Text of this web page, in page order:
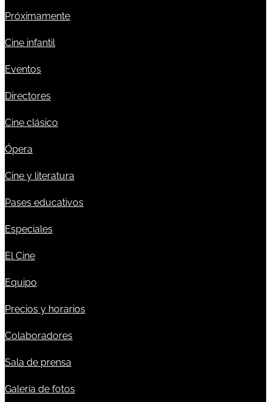
Próximamente
Cine infantil
Eventos
Directores
Cine clásico
Ópera
Cine y literatura
Pases educativos
Especiales
El Cine
Equipo
Precios y horarios
Colaboradores
Sala de prensa
Galería de fotos